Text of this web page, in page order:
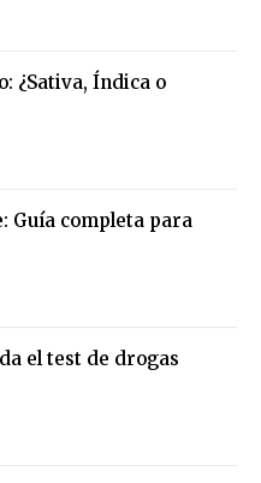
¿Sativa, Índica o
Guía completa para
el test de drogas